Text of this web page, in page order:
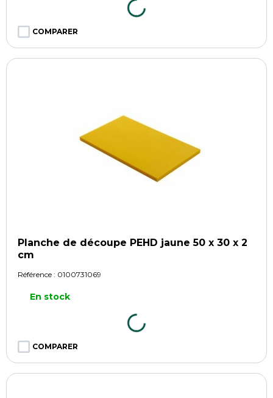
COMPARER
Planche de découpe PEHD jaune 50 x 30 x 2
cm
Référence : 0100731069
En stock
COMPARER